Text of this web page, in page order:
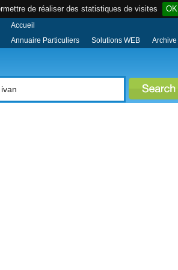
de réaliser des statistiques de visites OK
Accueil
Annuaire Particuliers
Solutions WEB Archive